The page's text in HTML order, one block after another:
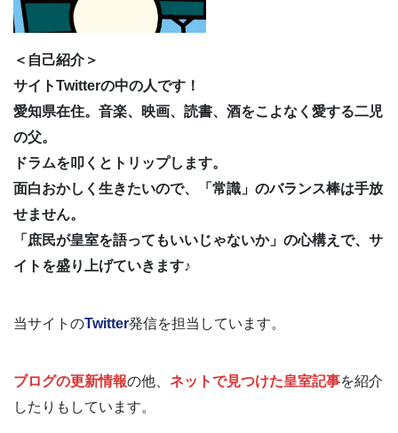
＜自己紹介＞
サイトTwitterの中の人です！
愛知県在住。音楽、映画、読書、酒をこよなく愛する二児
の父。
ドラムを叩くとトリップします。
面白おかしく生きたいので、「常識」のバランス棒は手放
せません。
「庶民が皇室を語ってもいいじゃないか」の心構えで、サ
イトを盛り上げていきます♪
当サイトのTwitter発信を担当しています。
ブログの更新情報の他、 ネットで見つけた皇室記事を紹介
したりもしています。